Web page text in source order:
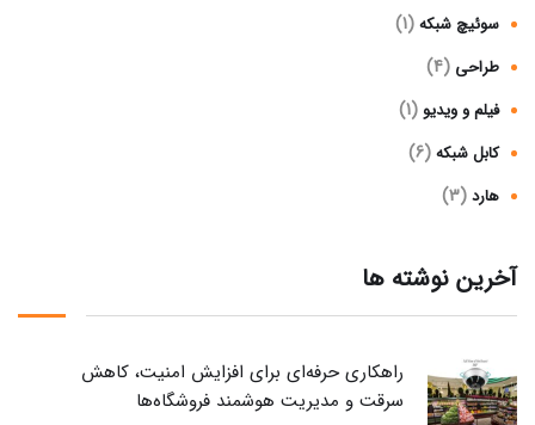
سوئیچ شبکه(1)
طراحی (4)
فیلم و ویدیو (1)
کابل شبکه(6)
هارد(3)
آخرین نوشته ها
راهکاری حرفه‌ای برای افزایش امنیت، کاهش
سرقت و مدیریت هوشمند فروشگاه‌ها